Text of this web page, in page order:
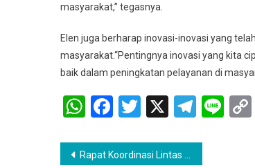
masyarakat,” tegasnya.
Elen juga berharap inovasi-inovasi yang
masyarakat.“Pentingnya inovasi yang kita
baik dalam peningkatan pelayanan di
WhatsApp
Facebook
Twitter
X
Navigasi
Rapat Koordinasi Lintas Sektoral berperan penting dalam peningkatan pelayanan kesehatan masyarakat.